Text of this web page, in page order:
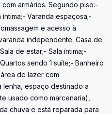
armários. Segundo piso:-
Varanda espaçosa;-
e acesso à
independente. Casa de
de estar;- Sala íntima;-
sendo 1 suíte;- Banheiro
de lazer com
espaço destinado a
usado como marcenaria),
chuva e está reparada para